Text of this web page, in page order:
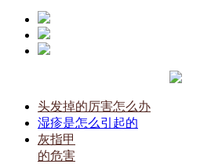
头发掉的厉害怎么办
湿疹是怎么引起的
灰指甲
的危害